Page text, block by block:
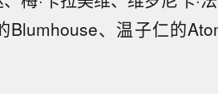
Blumhouse、温子仁的